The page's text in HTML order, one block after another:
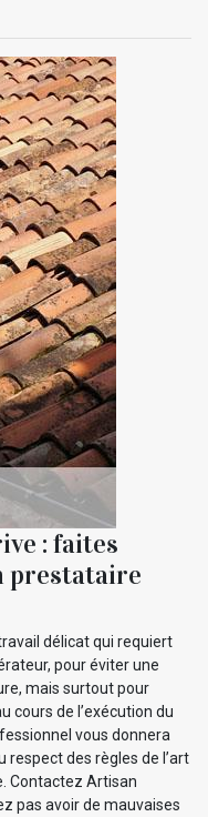
: faites
prestataire
délicat qui requiert
pour éviter une
mais surtout pour
cours de l’exécution du
vous donnera
des règles de l’art
Contactez Artisan
pas avoir de mauvaises